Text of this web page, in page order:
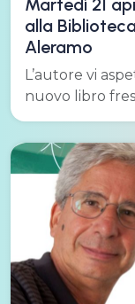
Martedì 21
alla
Aleramo
L’autore vi
nuovo libro